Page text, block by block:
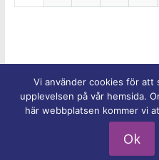
Upphovsrätt © 2026
Alla
ColorMagav
Vi använder cookies för att
upplevelsen på vår hemsida.
här webbplatsen kommer vi
Ok